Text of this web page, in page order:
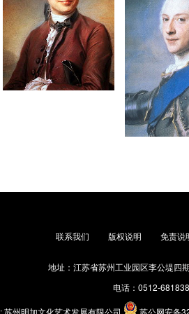
联系我们 版权说明 免责说
地址：江苏省苏州工业园区李公堤四
电话：0512-
苏州明加文化艺术发展有限公司 苏公网安备